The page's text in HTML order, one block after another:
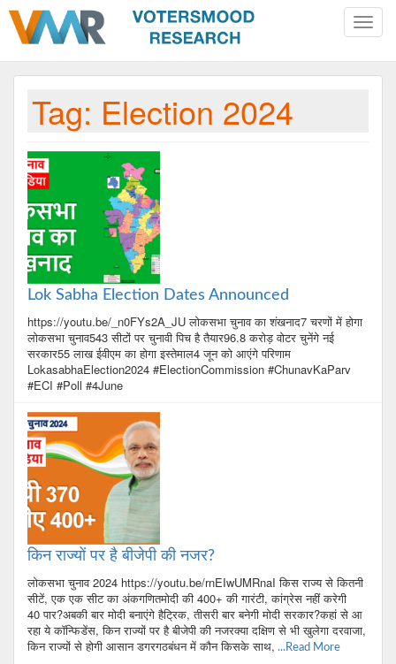
Toggle
Tag: Election 2024
Lok Sabha Election Dates Announced
https://youtu.be/_n0FYs2A_JU लोकसभा चुनाव का शंखनाद7 चरणों में होगा
लोकसभा चुनाव543 सीटों पर चुनावी पिच है तैयार96.8 करोड़ वोटर चुनेंगे नई
सरकार55 लाख ईवीएम का होगा इस्तेमाल4 जून को आएंगे परिणाम
LokasabhaElection2024 #ElectionCommission #ChunavKaParv
#ECI #Poll #4June
किन राज्यों पर है बीजेपी की नजर?
लोकसभा चुनाव 2024 https://youtu.be/rnEIwUMRnaI किस राज्य से कितनी
सीटें, एक एक सीट का अंकगणितमोदी की 400+ की गारंटी, कांग्रेस नहीं करेगी
40 पार?अबकी बार मोदी बनाएंगे हैट्रिक, तीसरी बार बनेगी मोदी सरकार?कहां से आ
रहा ये कॉन्फिडेंस, किन राज्यों पर है बीजेपी की नजरक्या दक्षिण से भी खुलेगा दरवाजा,
किन राज्यों से होगी आसान डगरगठबंधन में कौन किसके साथ, ...Read More